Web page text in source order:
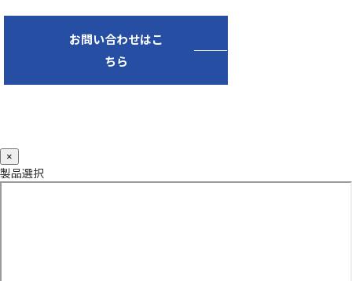
お問い合わせはこ
ちら
×
製品選択